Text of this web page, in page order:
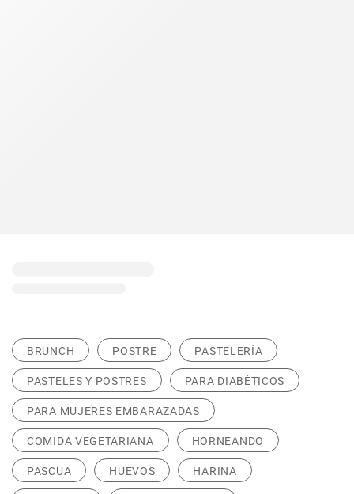
BRUNCH POSTRE PASTELERÍA
PASTELES Y POSTRES PARA DIABÉTICOS
PARA MUJERES EMBARAZADAS
COMIDA VEGETARIANA HORNEANDO
PASCUA HUEVOS HARINA